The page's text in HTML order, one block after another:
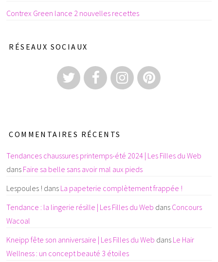
Contrex Green lance 2 nouvelles recettes
RÉSEAUX SOCIAUX
COMMENTAIRES RÉCENTS
Tendances chaussures printemps-été 2024 | Les Filles du Web
dans Faire sa belle sans avoir mal aux pieds
Lespoules ! dans La papeterie complètement frappée !
Tendance : la lingerie résille | Les Filles du Web dans Concours
Wacoal
Kneipp fête son anniversaire | Les Filles du Web dans Le Hair
Wellness : un concept beauté 3 étoiles